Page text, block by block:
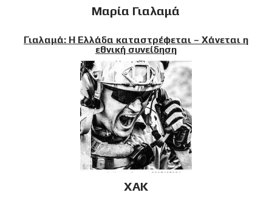
Μαρία Γιαλαμά
Γιαλαμά: Η Ελλάδα καταστρέφεται – Χάνεται η
εθνική συνείδηση
XAK